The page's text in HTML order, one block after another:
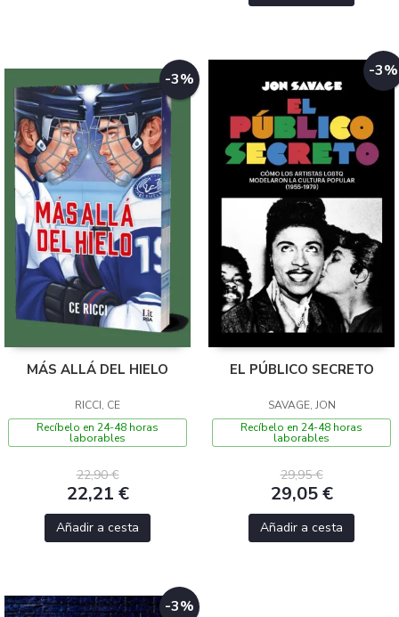
-3%
MÁS ALLÁ DEL HIELO
RICCI, CE
Recíbelo en 24-48 horas
laborables
22,90 €
22,21 €
Añadir a cesta
-3%
EL PÚBLICO SECRETO
SAVAGE, JON
Recíbelo en 24-48 horas
laborables
29,95 €
29,05 €
Añadir a cesta
-3%